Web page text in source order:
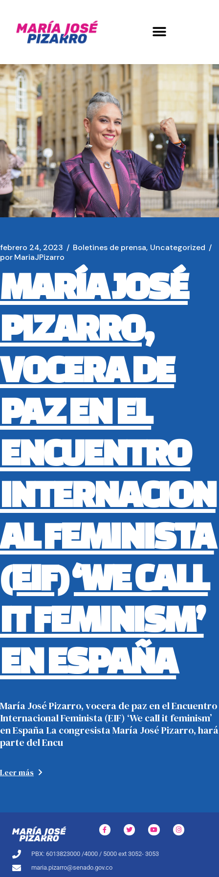
febrero 24, 2023 Boletines de prensa Uncategorized
porMariaJPizarro
MARÍA JOSÉ
PIZARRO,
VOCERA DE
PAZ EN EL
ENCUENTRO
INTERNACION
AL FEMINISTA
(EIF) ‘WE CALL
IT FEMINISM’
EN ESPAÑA
María José Pizarro, vocera de paz en el Encuentro
Internacional Feminista (EIF) ‘We call it feminism’
en España La congresista María José Pizarro, hará
parte del Encu
Leer más
PBX: 6013823000 /4000 / 5000 ext 3052- 3053
maria.pizarro@senado.gov.co